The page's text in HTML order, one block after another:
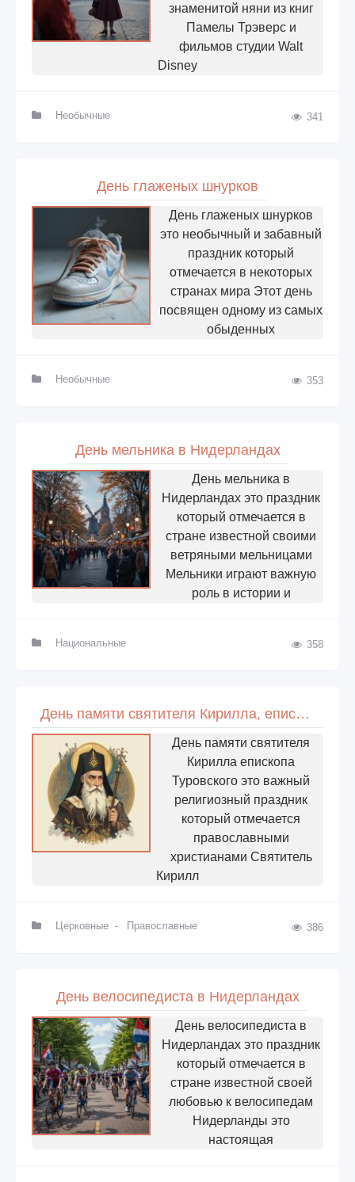
знаменитой няни из книг
Памелы Трэверс и
фильмов студии Walt
Disney
Необычные 341
День глаженых шнурков
День глаженых шнурков
это необычный и забавный
праздник который
отмечается в некоторых
странах мира Этот день
посвящен одному из самых
обыденных
Необычные 353
День мельника в Нидерландах
День мельника в
Нидерландах это праздник
который отмечается в
стране известной своими
ветряными мельницами
Мельники играют важную
роль в истории и
Национальные 358
День памяти святителя Кирилла, епископа Туровского
День памяти святителя
Кирилла епископа
Туровского это важный
религиозный праздник
который отмечается
православными
христианами Святитель
Кирилл
Церковные - Православные 386
День велосипедиста в Нидерландах
День велосипедиста в
Нидерландах это праздник
который отмечается в
стране известной своей
любовью к велосипедам
Нидерланды это
настоящая